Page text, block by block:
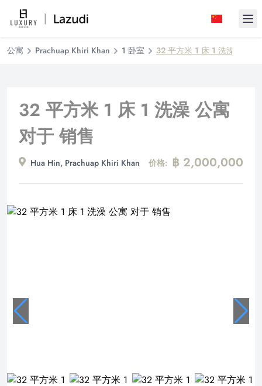
公寓 Prachuap Khiri Khan 1 卧室 32 平方米 1 床 1 洗澡 公寓
32 平方米 1 床 1 洗澡 公寓
对于 销售
Hua Hin, Prachuap Khiri Khan 价格: ฿ 2,000,000